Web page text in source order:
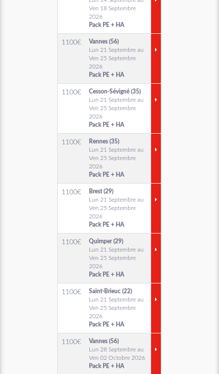
Ven 18 Septembre
2026
Pack PE + HA
1100€
Vannes (56)
Lun 21 Septembre au
Ven 25 Septembre
2026
Pack PE + HA
1100€
Cesson-Sévigné (35)
Lun 21 Septembre au
Ven 25 Septembre
2026
Pack PE + HA
1100€
Rennes (35)
Lun 21 Septembre au
Ven 25 Septembre
2026
Pack PE + HA
1100€
Brest (29)
Lun 21 Septembre au
Ven 25 Septembre
2026
Pack PE + HA
1100€
Quimper (29)
Lun 21 Septembre au
Ven 25 Septembre
2026
Pack PE + HA
1100€
Saint-Brieuc (22)
Lun 21 Septembre au
Ven 25 Septembre
2026
Pack PE + HA
1100€
Vannes (56)
Lun 28 Septembre au
Ven 02 Octobre 2026
Pack PE + HA